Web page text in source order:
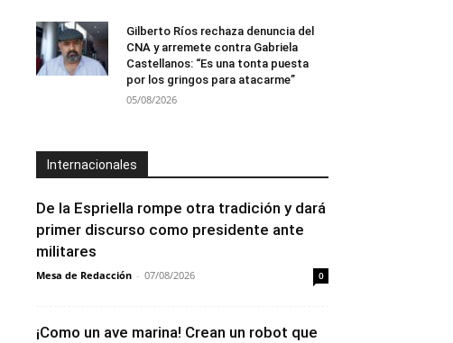
Gilberto Ríos rechaza denuncia del
CNA y arremete contra Gabriela
Castellanos: “Es una tonta puesta
por los gringos para atacarme”
05/08/2026
Internacionales
De la Espriella rompe otra tradición y dará
primer discurso como presidente ante
militares
Mesa de Redacción - 07/08/2026 0
¡Como un ave marina! Crean un robot que